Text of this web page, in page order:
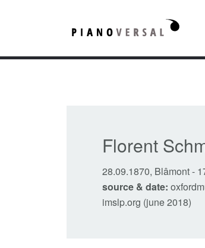
Florent
28.09.1870, Blâmont-
source & date:
imslp.org (june 2018)